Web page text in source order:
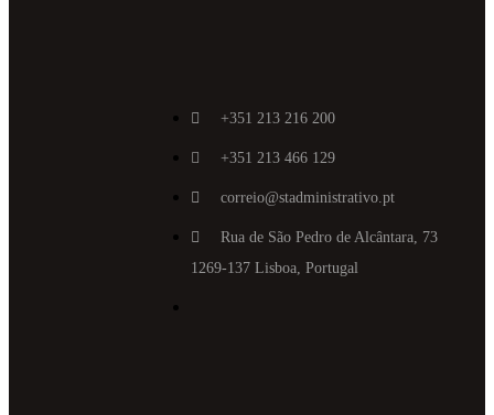
+351 213 216 200
+351 213 466 129
correio@stadministrativo.pt
Rua de São Pedro de Alcântara, 73
1269-137 Lisboa, Portugal